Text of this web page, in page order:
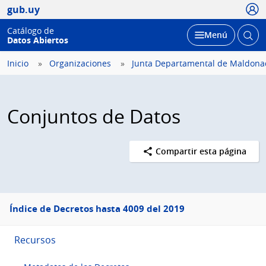
gub.uy
Catálogo de
Datos Abiertos
Desplegar
Menú Abrir
Inicio Organizaciones Junta Departamental de
Conjuntos de Datos
Compartir esta página
Menú
lateral
Índice de Decretos hasta 4009 del 2019
Recursos